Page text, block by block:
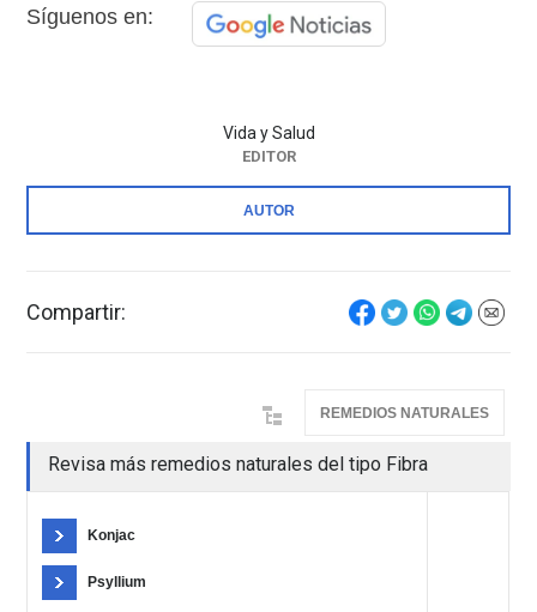
Síguenos en:
Vida y Salud
EDITOR
AUTOR
Compartir:
REMEDIOS NATURALES
Revisa más remedios naturales del tipo Fibra
Konjac
Psyllium